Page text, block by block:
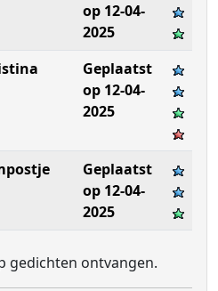
op 12-04-
2025
Geplaatst
op 12-04-
2025
Geplaatst
op 12-04-
2025
gedichten ontvangen.